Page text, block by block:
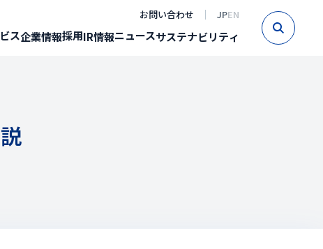
ス企業情報採用IR情報ニュースサステナビリティ
お問い合わせ JPEN